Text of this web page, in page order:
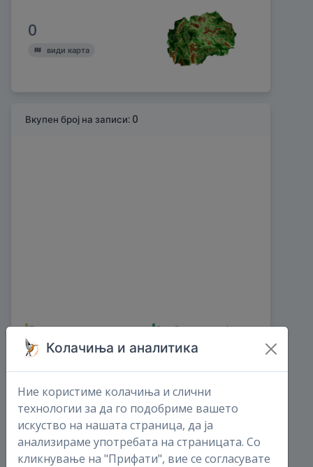
0
види карта
Вкупен број на записи: 0
Директни записи
0
овој месец 0
Слободна сесија
0
овој месец 0
Трансекти
0
овој месец 0
Комплетна листа
0
овој месец 0
Колачиња и аналитика
Ние користиме колачиња и слични
технологии за да го подобриме вашето
искуство на нашата страница, да ја
анализираме употребата на страницата. Со
кликнување на "Прифати", вие се согласувате